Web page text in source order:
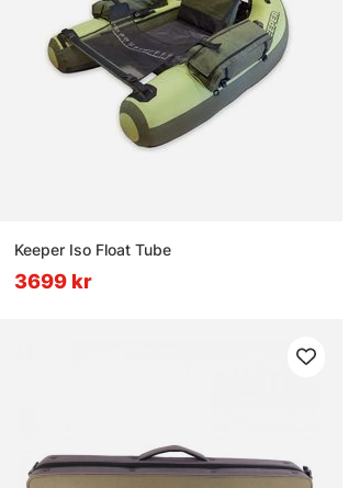
Keeper Iso Float Tube
3699 kr